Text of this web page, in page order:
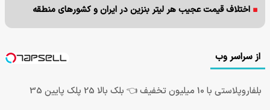
اختلاف قیمت عجیب هر لیتر بنزین در ایران و کشورهای منطقه
از سراسر وب
بلفاروپلاستی با 10 میلیون تخفیف 👈 بلک بالا 25 پلک پایین 35